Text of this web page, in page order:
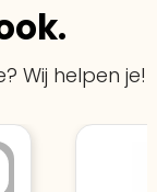
Wij helpen je!